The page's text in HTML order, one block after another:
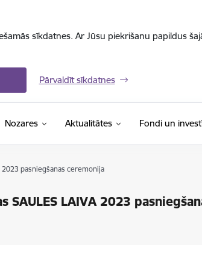
sīkdatnes. Ar Jūsu piekrišanu papildus
Pārvaldīt sīkdatnes
Nozares Aktualitātes Fondi un
pasniegšanas ceremonija
LAIVA 2023